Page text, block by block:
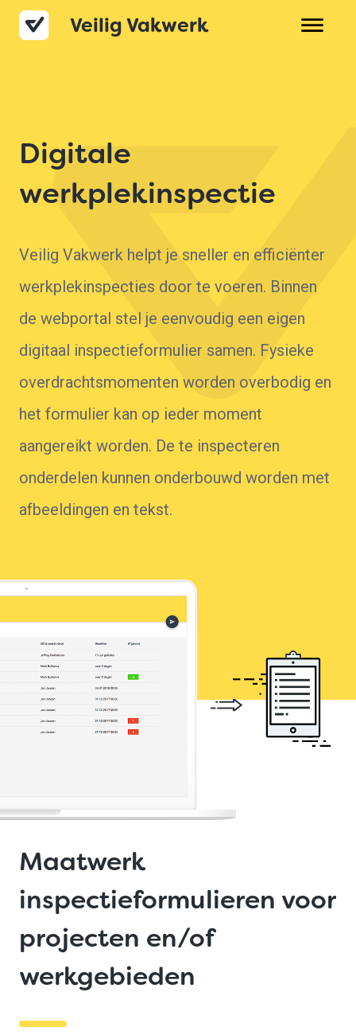
Veilig Vakwerk
Over Veilig Vakwerk
Digitale
werkplekinspectie
Veilig Vakwerk helpt je sneller en efficiënter
werkplekinspecties door te voeren. Binnen
de webportal stel je eenvoudig een eigen
digitaal inspectieformulier samen. Fysieke
overdrachtsmomenten worden overbodig en
het formulier kan op ieder moment
aangereikt worden. De te inspecteren
onderdelen kunnen onderbouwd worden met
afbeeldingen en tekst.
Maatwerk
inspectieformulieren voor
projecten en/of
werkgebieden